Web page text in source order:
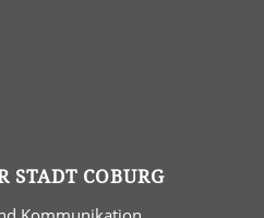
STADT COBURG